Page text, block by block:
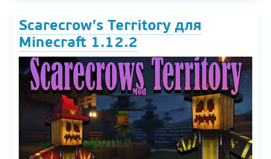
Scarecrow’s Territory для
Minecraft 1.12.2